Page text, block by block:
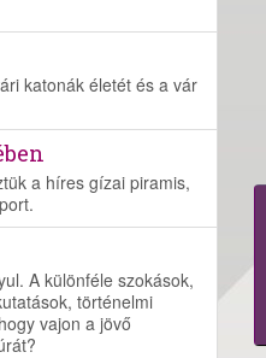
katonák életét és a vár
a híres gízai piramis,
A különféle szokások,
történelmi
vajon a jövő